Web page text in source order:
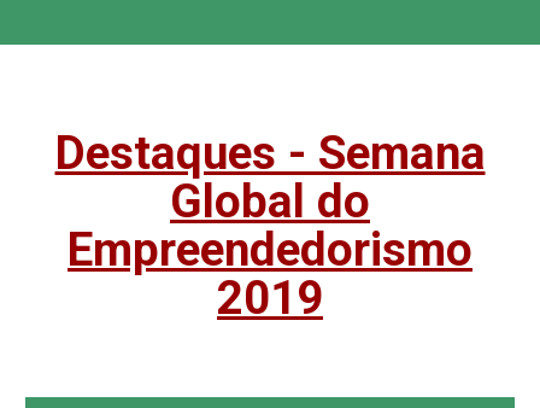
Destaques - Semana
Global do
Empreendedorismo
2019